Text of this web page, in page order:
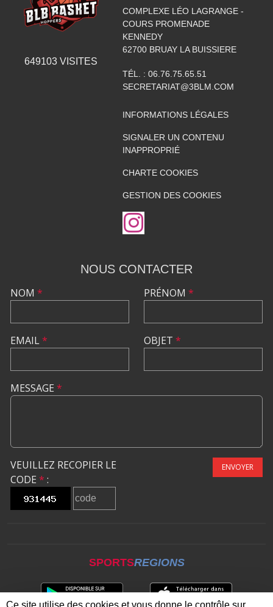
649103 VISITES
COMPLEXE LÉO LAGRANGE -
COURS PROMENADE
KENNEDY
62700 BRUAY LA BUISSIERE
TÉL. : 06.76.75.65.51
SECRETARIAT@3BLM.COM
INFORMATIONS LÉGALES
SIGNALER UN CONTENU
INAPPROPRIÉ
CHARTE COOKIES
GESTION DES COOKIES
NOUS CONTACTER
NOM *
EMAIL*
PRÉNOM *
OBJET *
MESSAGE *
VEUILLEZ RECOPIER LE
CODE * :
ENVOYER
SPORTSREGIONS
Ce site utilise des cookies et vous donne le contrôle sur